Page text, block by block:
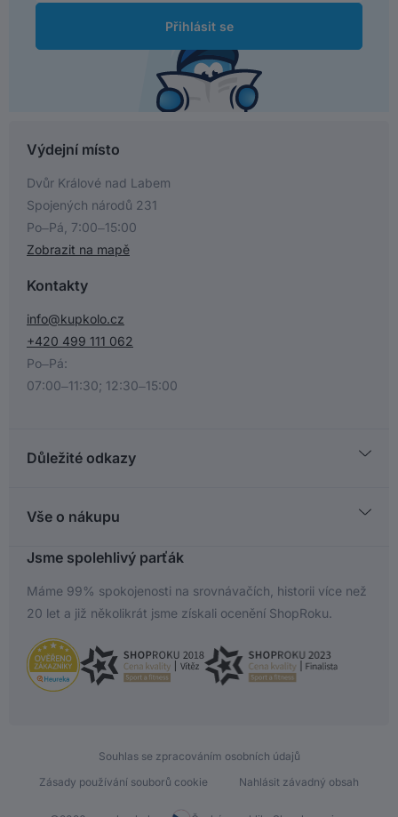
Přihlásit se
Kontakty
info@kupkolo.cz
+420 499 111 062
Po–Pá:
07:00–11:30; 12:30–15:00
Výdejní místo
Dvůr Králové nad Labem
Spojených národů 231
Po–Pá, 7:00–15:00
Zobrazit na mapě
Důležité odkazy
Kontakt
Kupkolo Klub
Vše o nákupu
Vše o nákupu
Reklamace stručný návod
Jak vybrat jízdní kolo
Jsme spolehlivý parťák
Máme 99% spokojenosti na srovnávačích, historii více než
20 let a již několikrát jsme získali ocenění ShopRoku.
Souhlas se zpracováním osobních údajů
Zásady používání souborů cookie
Nahlásit závadný obsah